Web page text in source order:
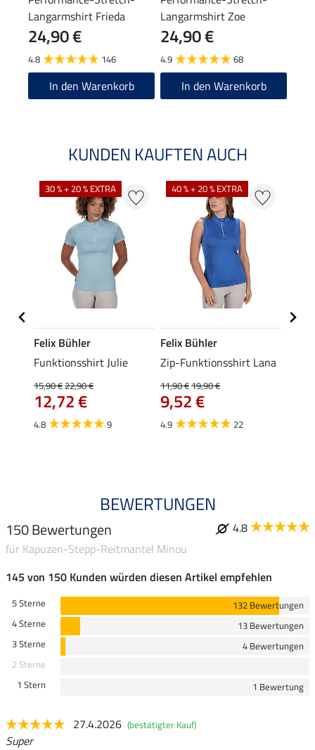
Langarmshirt Frieda
24,90 €
4.8 146
In den Warenkorb
Langarmshirt Zoe
24,90 €
4.9 68
In den Warenkorb
KUNDEN KAUFTEN AUCH
30 % + 20 % EXTRA
Felix Bühler
Funktionsshirt Julie
15,90 €22,90 €
12,72 €
4.8 9
40 % + 20 % EXTRA
Felix Bühler
Zip-Funktionsshirt Lana
11,90 €19,90 €
9,52 €
4.9 22
BEWERTUNGEN
150 Bewertungen
4.8
für Kapuzen-Stepp-Reitmantel Minou
145 von 150 Kunden würden diesen Artikel empfehlen
5 Sterne
132 Bewertungen
4 Sterne
13 Bewertungen
3 Sterne
4 Bewertungen
2 Sterne
1 Stern
1 Bewertung
27.4.2026 (bestätigter Kauf)
Super